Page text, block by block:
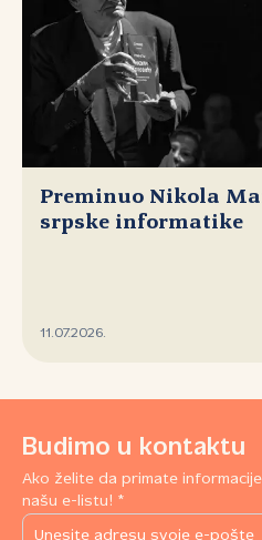
Preminuo Nikola
srpske informatike
11.07.2026.
Budimo u kontaktu
Ako želite da primate
našu e-listu! *